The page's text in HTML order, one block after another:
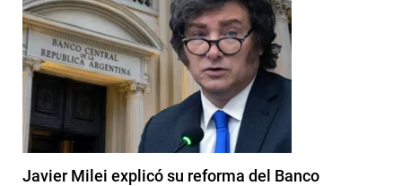
Javier Milei explicó su reforma del Banco